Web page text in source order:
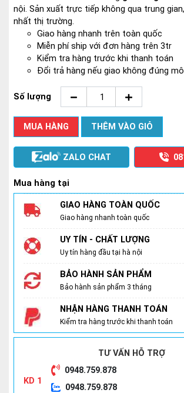
nội. Sản xuất trực tiếp không qua trung
nhất thị trường.
Giao hàng nhanh trên toàn quốc
Miễn phí ship với đơn hàng trên 3tr
Kiểm tra hàng trước khi thanh toán
Đổi trả hàng nếu giao không đúng
Số lượng
MUA HÀNG THÊM VÀO GIỎ
ZALO CHAT
Mua hàng tại
GIAO HÀNG TOÀN QUỐC
Giao hàng nhanh toàn quốc
UY TÍN - CHẤT LƯỢNG
Uy tín hàng đầu tại hà nội
BẢO HÀNH SẢN PHẨM
Bảo hành sản phẩm 3 tháng
NHẬN HÀNG THANH TOÁN
Kiểm tra hàng trước khi thanh toán
TƯ VẤN HỖ TRỢ
KD 1
0948.759.878
0948.759.878